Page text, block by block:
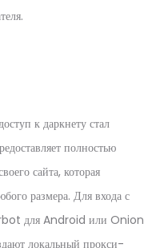
к даркнету стал
полностью
сайта, которая
размера. Для входа с
для Android или Onion
локальный прокси-